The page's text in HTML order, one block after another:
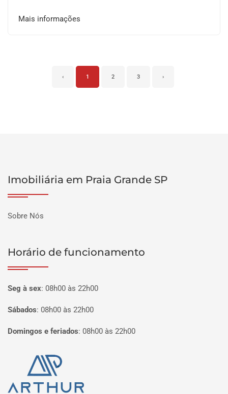
Mais informações
‹ 1 2 3 ›
Imobiliária em Praia Grande SP
Sobre Nós
Horário de funcionamento
Seg à sex: 08h00 às 22h00
Sábados: 08h00 às 22h00
Domingos e feriados: 08h00 às 22h00
Página inicial